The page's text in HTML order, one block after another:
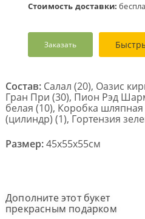
language
Стоимость доставки:
Заказать
Состав: Салал (20), Оазис
Гран При (30), Пион Рэд
белая (10), Коробка
(цилиндр) (1), Гортензия
Размер:45x55x55см
Дополните этот букет
прекрасным подарком